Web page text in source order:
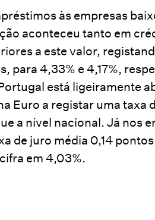
às empresas
aconteceu tanto em
a este valor,
para 4,33% e 4,17%,
está ligeiramente
Euro a registar uma taxa
a nível nacional. Já nos
de juro média 0,14
em 4,03%.